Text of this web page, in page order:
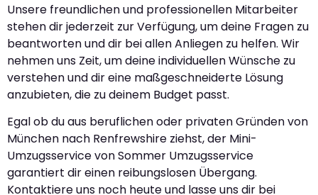
Unsere freundlichen und professionellen Mitarbeiter
stehen dir jederzeit zur Verfügung, um deine Fragen zu
beantworten und dir bei allen Anliegen zu helfen. Wir
nehmen uns Zeit, um deine individuellen Wünsche zu
verstehen und dir eine maßgeschneiderte Lösung
anzubieten, die zu deinem Budget passt.
Egal ob du aus beruflichen oder privaten Gründen von
München nach Renfrewshire ziehst, der Mini-
Umzugsservice von Sommer Umzugsservice
garantiert dir einen reibungslosen Übergang.
Kontaktiere uns noch heute und lasse uns dir bei